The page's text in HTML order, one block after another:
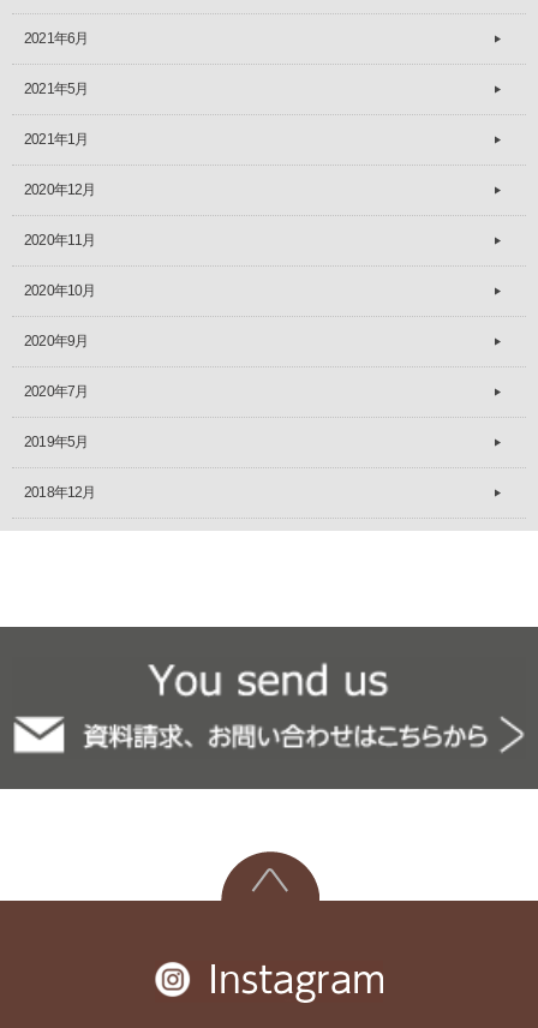
2021年6月
2021年5月
2021年1月
2020年12月
2020年11月
2020年10月
2020年9月
2020年7月
2019年5月
2018年12月